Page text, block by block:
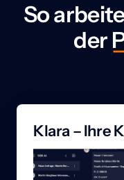
So
der
Klara – Ihre